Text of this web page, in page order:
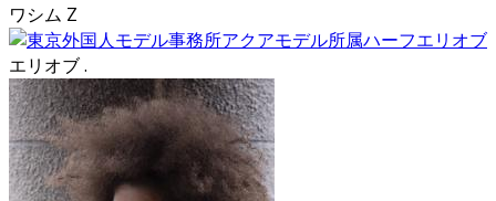
ワシム Z
エリオブ .